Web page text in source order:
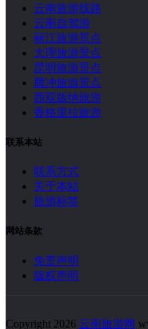
云南旅游线路
云南自驾游
丽江旅游景点
大理旅游景点
昆明旅游景点
腾冲旅游景点
西双版纳旅游
香格里拉旅游
联系本站
联系方式
关于本站
旅游标签
网站条款
免责声明
版权声明
Copyright 2026 云南旅游网